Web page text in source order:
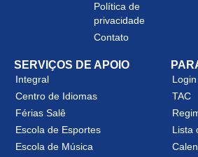
Política de
privacidade
Contato
SERVIÇOS DE APOIO
Integral
Centro de Idiomas
Férias Salê
Escola de Esportes
Escola de Música
TAC
Lista